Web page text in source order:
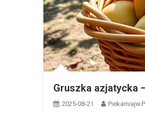
Gruszka azjatycka
2025-08-21 Piekarniajw.pl